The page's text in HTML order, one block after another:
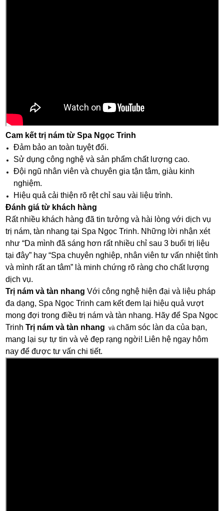
Cam kết trị nám từ Spa Ngọc Trinh
Đảm bảo an toàn tuyệt đối.
Sử dụng công nghệ và sản phẩm chất lượng cao.
Đội ngũ nhân viên và chuyên gia tận tâm, giàu kinh
nghiệm.
Hiệu quả cải thiện rõ rệt chỉ sau vài liệu trình.
Đánh giá từ khách hàng
Rất nhiều khách hàng đã tin tưởng và hài lòng với dịch vụ
trị nám, tàn nhang tại Spa Ngọc Trinh. Những lời nhận xét
như “Da mình đã sáng hơn rất nhiều chỉ sau 3 buổi trị liệu
tại đây” hay “Spa chuyên nghiệp, nhân viên tư vấn nhiệt tình
và mình rất an tâm” là minh chứng rõ ràng cho chất lượng
dịch vụ.
Trị nám và tàn nhangVới công nghệ hiện đại và liệu pháp
đa dạng, Spa Ngọc Trinh cam kết đem lại hiệu quả vượt
mong đợi trong điều trị nám và tàn nhang. Hãy để Spa Ngọc
TrinhTrị nám và tàn nhang vàchăm sóc làn da của bạn,
mang lại sự tự tin và vẻ đẹp rạng ngời! Liên hệ ngay hôm
nay để được tư vấn chi tiết.